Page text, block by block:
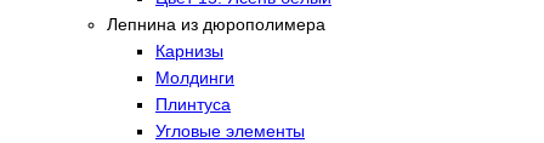
Лепнина из дюрополимера
Карнизы
Молдинги
Плинтуса
Угловые элементы